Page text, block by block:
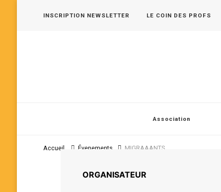
INSCRIPTION NEWSLETTER LE COIN DES PROFS
Association
Accueil Évenements MIGRAAANTS
ORGANISATEUR